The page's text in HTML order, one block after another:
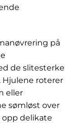
på
de slitesterke
Hjulene roterer
eller
sømløst over
opp delikate